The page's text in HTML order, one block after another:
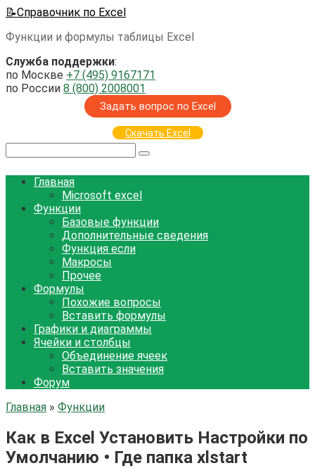
Перейти
контенту
📝Справочник по Excel
Функции и формулы таблицы Excel
Служба поддержки:
по Москве +7 (495) 9167171
по России 8 (800) 2008001
Задать вопрос по Excel
Скачать Excel
Главная
Microsoft excel
Функции
Базовые функции
Дополнительные сведения
Функция если
Макросы
Прочее
Формулы
Похожие вопросы
Вставить формулы
Графики и диаграммы
Ячейки и столбцы
Объединение ячеек
Вставить значения
Форум
Главная » Функции
Как в Excel Установить Настройки по
Умолчанию • Где папка xlstart